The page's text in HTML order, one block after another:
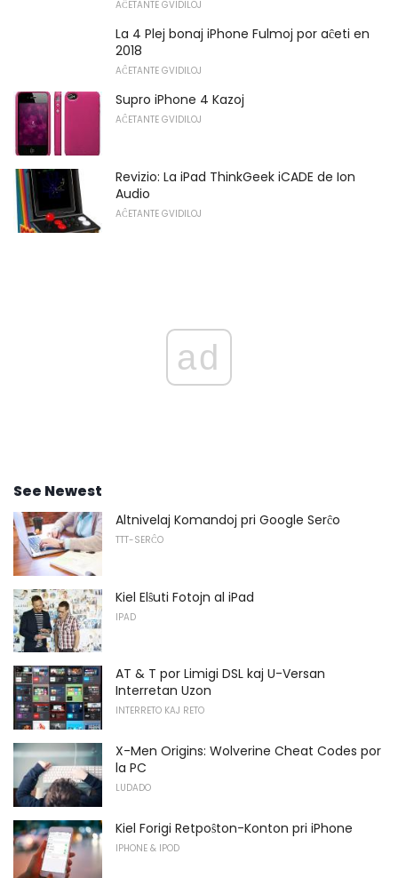
AĈETANTE GVIDILOJ
La 4 Plej bonaj iPhone Fulmoj por aĉeti en
2018
AĈETANTE GVIDILOJ
Supro iPhone 4 Kazoj
AĈETANTE GVIDILOJ
Revizio: La iPad ThinkGeek iCADE de Ion
Audio
AĈETANTE GVIDILOJ
ad
See Newest
Altnivelaj Komandoj pri Google Serĉo
TTT-SERĈO
Kiel Elŝuti Fotojn al iPad
IPAD
AT & T por Limigi DSL kaj U-Versan
Interretan Uzon
INTERRETO KAJ RETO
X-Men Origins: Wolverine Cheat Codes por
la PC
LUDADO
Kiel Forigi Retpoŝton-Konton pri iPhone
IPHONE & IPOD